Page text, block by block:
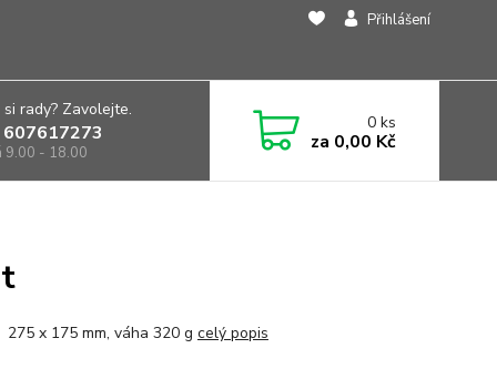
Přihlášení
rady? Zavolejte.
9.00 - 18.00
0ks
za 0,00 Kč
275 x 175 mm, váha 320 g celý popis